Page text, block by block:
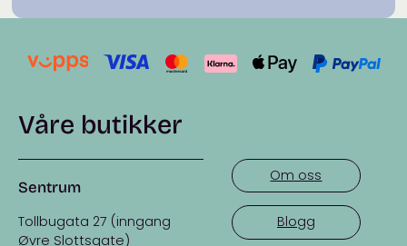
Våre butikker
Sentrum
Tollbugata 27 (inngang
Øvre Slottsgate)
Om oss
Blogg